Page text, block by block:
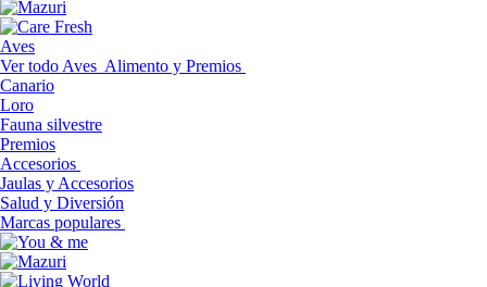
Aves
Ver todo Aves Alimento y Premios
Canario
Loro
Fauna silvestre
Premios
Accesorios
Jaulas y Accesorios
Salud y Diversión
Marcas populares